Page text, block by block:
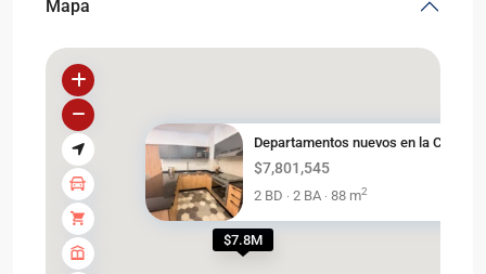
Mapa
$7.8M
Departamentos nuevos en la Col...
$7,801,545
2 BD · 2 BA · 88 m2